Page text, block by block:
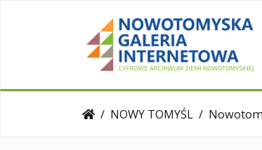
NOWY TOMYŚL